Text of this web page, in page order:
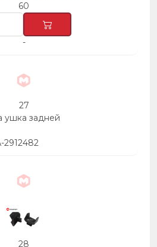
60
-
27
ушка задней
2912482
28